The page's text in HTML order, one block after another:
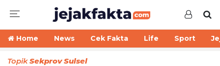
Home News Cek Fakta Life Sport
TopikSekprov Sulsel